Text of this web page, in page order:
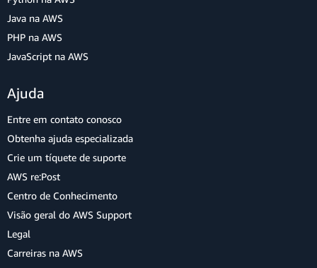
Java na AWS
PHP na AWS
JavaScript na AWS
Ajuda
Entre em contato conosco
Obtenha ajuda especializada
Crie um tíquete de suporte
AWS re:Post
Centro de Conhecimento
Visão geral do AWS Support
Legal
Carreiras na AWS